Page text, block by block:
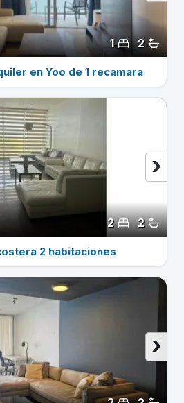
2
1
en Yoo de 1 recamara
2
2
›
2 habitaciones
›